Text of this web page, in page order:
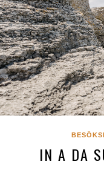
IN A DA